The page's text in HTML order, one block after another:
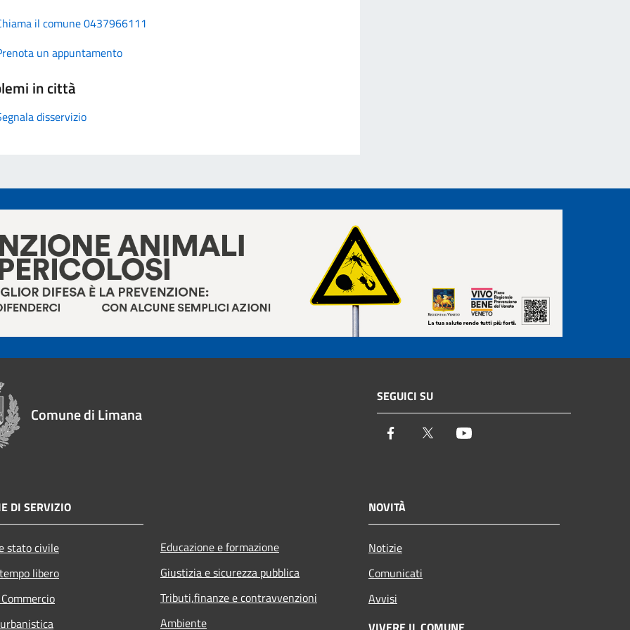
il comune 0437966111
un appuntamento
in città
disservizio
Comune di Limana
SEGUICI SU
Facebook Twitter
DI SERVIZIO
stato civile
libero
Educazione e formazione
Giustizia e sicurezza pubblica
Tributi,finanze e contravvenzioni
Ambiente
NOVITÀ
Notizie
Comunicati
Avvisi